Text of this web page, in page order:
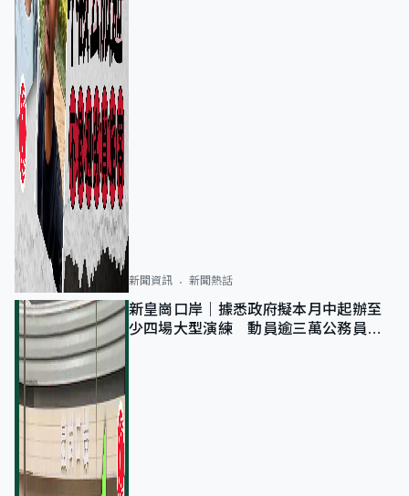
新聞資訊 新聞熱話
新皇崗口岸｜據悉政府擬本月中起辦至
少四場大型演練 動員逾三萬公務員人